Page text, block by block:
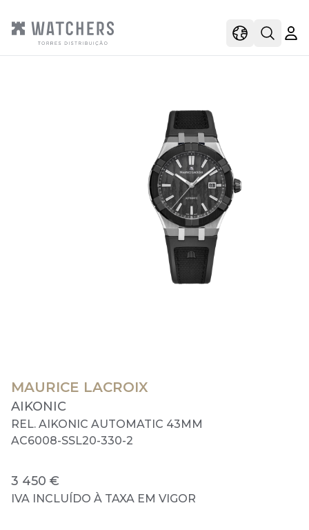
viewOpen
MAURICE LACROIX
AIKONIC
REL. AIKONIC AUTOMATIC 43MM
AC6008-SSL20-330-2
3 450 €
IVA INCLUÍDO À TAXA EM VIGOR